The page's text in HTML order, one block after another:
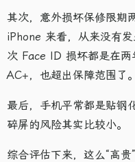
其次，意外损坏保修限期
iPhone 来看，从来没有
次 Face ID 损坏都是在两
AC+，也超出保障范围了。
最后，手机平常都是贴钢
碎屏的风险其实比较小。
综合评估下来，这么“高